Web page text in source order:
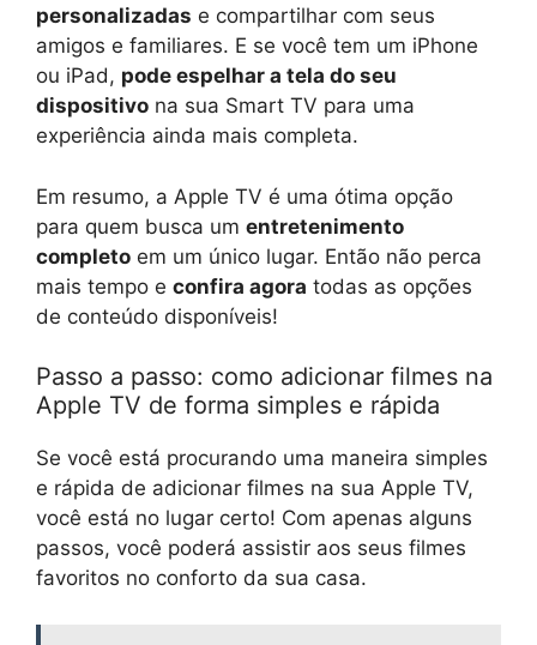
personalizadas e compartilhar com seus
amigos e familiares. E se você tem um iPhone
ou iPad, pode espelhar a tela do seu
dispositivo na sua Smart TV para uma
experiência ainda mais completa.
Em resumo, a Apple TV é uma ótima opção
para quem busca um entretenimento
completo em um único lugar. Então não perca
mais tempo e confira agora todas as opções
de conteúdo disponíveis!
Passo a passo: como adicionar filmes na
Apple TV de forma simples e rápida
Se você está procurando uma maneira simples
e rápida de adicionar filmes na sua Apple TV,
você está no lugar certo! Com apenas alguns
passos, você poderá assistir aos seus filmes
favoritos no conforto da sua casa.